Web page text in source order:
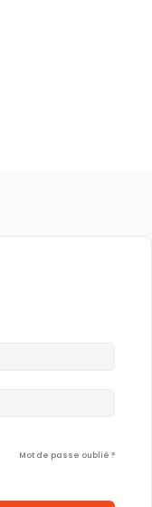
Mot de passe oublié ?